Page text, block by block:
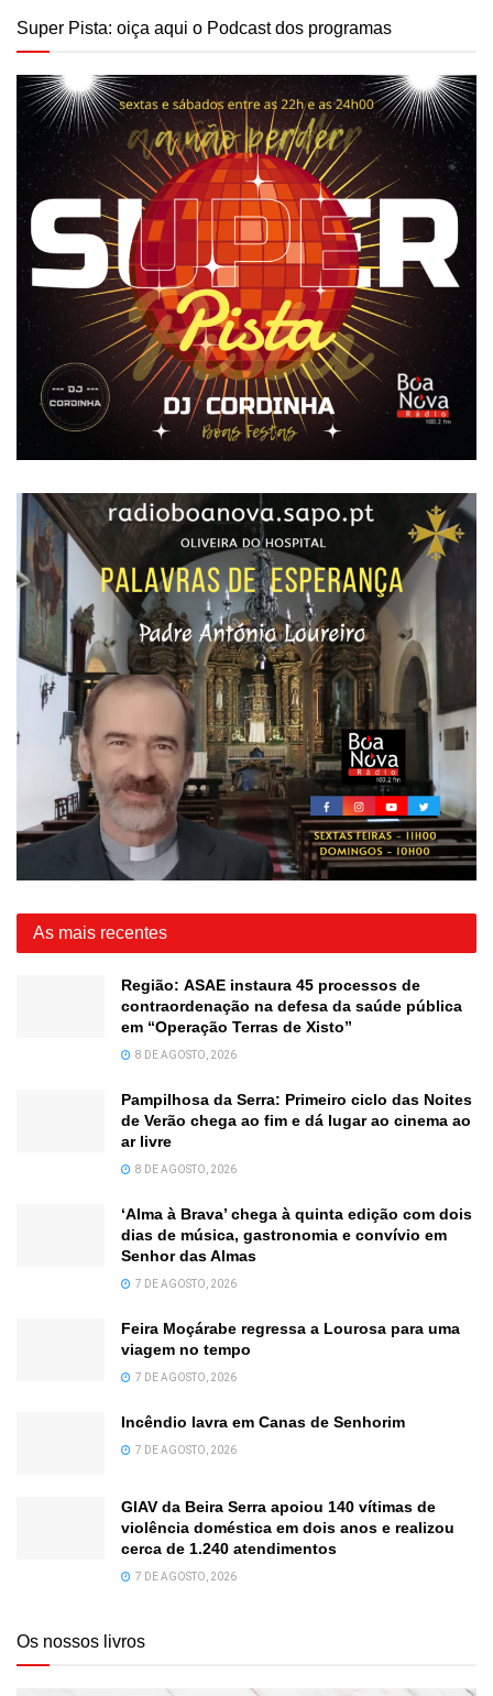
Super Pista: oiça aqui o Podcast dos programas
As mais recentes
Região: ASAE instaura 45 processos de
contraordenação na defesa da saúde pública
em “Operação Terras de Xisto”
8 DE AGOSTO, 2026
Pampilhosa da Serra: Primeiro ciclo das Noites
de Verão chega ao fim e dá lugar ao cinema ao
ar livre
8 DE AGOSTO, 2026
‘Alma à Brava’ chega à quinta edição com dois
dias de música, gastronomia e convívio em
Senhor das Almas
7 DE AGOSTO, 2026
Feira Moçárabe regressa a Lourosa para uma
viagem no tempo
7 DE AGOSTO, 2026
Incêndio lavra em Canas de Senhorim
7 DE AGOSTO, 2026
GIAV da Beira Serra apoiou 140 vítimas de
violência doméstica em dois anos e realizou
cerca de 1.240 atendimentos
7 DE AGOSTO, 2026
Os nossos livros